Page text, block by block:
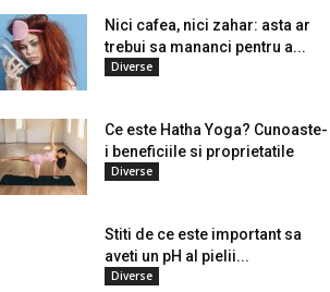
Nici cafea, nici zahar: asta ar
trebui sa mananci pentru a...
Diverse
Ce este Hatha Yoga? Cunoaste-
i beneficiile si proprietatile
Diverse
Stiti de ce este important sa
aveti un pH al pielii...
Diverse